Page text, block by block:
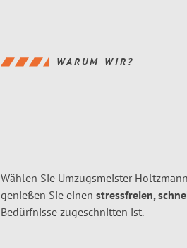
WARUM WIR?
Wählen Sie Umzugsmeister
genießen Sie einen stressfreien,
Bedürfnisse zugeschnitten ist.